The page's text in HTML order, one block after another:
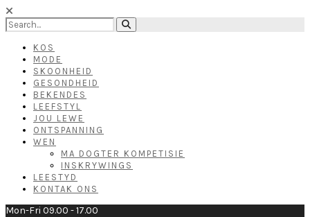
KOS
MODE
SKOONHEID
GESONDHEID
BEKENDES
LEEFSTYL
JOU LEWE
ONTSPANNING
WEN
MA DOGTER KOMPETISIE
INSKRYWINGS
LEESTYD
KONTAK ONS
Mon-Fri 09.00 - 17.00